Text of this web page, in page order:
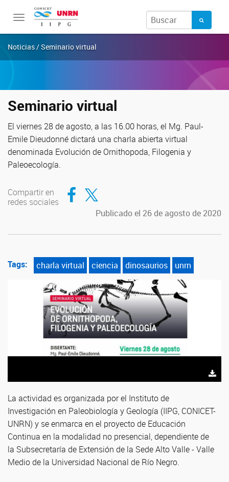
Toggle
navigation
Noticias / Seminario virtual
Seminario virtual
El viernes 28 de agosto, a las 16.00 horas, el Mg. Paul-
Emile Dieudonné dictará una charla abierta virtual
denominada Evolución de Ornithopoda, Filogenia y
Paleoecología.
Compartir en
redes sociales
Compartir en Facebook
Compartir en Twitter
Publicado el 26 de agosto de 2020
Tags: charla virtual ciencia dinosaurios unrn
La actividad es organizada por el Instituto de
Investigación en Paleobiología y Geología (IIPG, CONICET-
UNRN) y se enmarca en el proyecto de Educación
Continua en la modalidad no presencial, dependiente de
la Subsecretaría de Extensión de la Sede Alto Valle - Valle
Medio de la Universidad Nacional de Río Negro.